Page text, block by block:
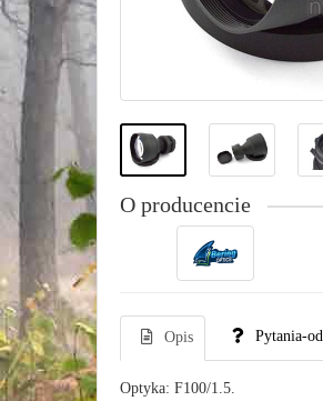
O producencie
Opis Pytania-
Optyka: F100/1.5.